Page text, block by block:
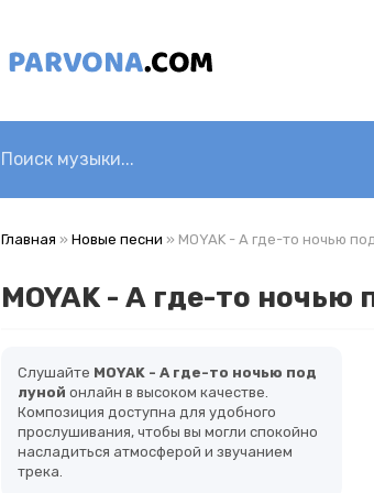
Главная » Новые песни » MOYAK - А где-то ночью
MOYAK - А где-то ночью
Слушайте MOYAK - А где-то ночью под
луной онлайн в высоком качестве.
Композиция доступна для удобного
прослушивания, чтобы вы могли спокойно
насладиться атмосферой и звучанием
трека.